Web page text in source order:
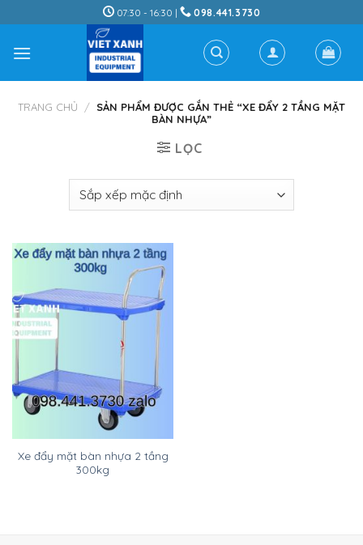
to
content
07:30 - 16:30 | 098.441.3730
TRANG CHỦ / SẢN PHẨM ĐƯỢC GẮN THẺ “XE ĐẨY 2 TẦNG MẶT
BÀN NHỰA”
LỌC
Xe đẩy mặt bàn nhựa 2 tầng
300kg